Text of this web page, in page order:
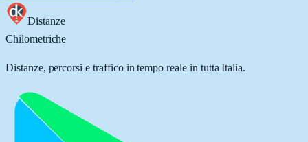
Distanze
Chilometriche
Distanze, percorsi e traffico in tempo reale in tutta Italia.